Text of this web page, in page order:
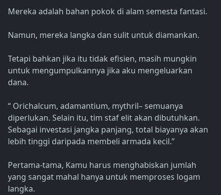
Mereka adalah bahan pokok di alam semesta fantasi.
Namun, mereka langka dan sulit untuk diamankan.
Tetapi bahkan jika itu tidak efisien, masih mungkin
untuk mengumpulkannya jika aku mengeluarkan
dana.
“ Orichalcum, adamantium, mythril– semuanya
diperlukan. Selain itu, tim staf elit akan dibutuhkan.
Sebagai investasi jangka panjang, total biayanya akan
lebih tinggi daripada membeli armada kecil.”
Pertama-tama, Kamu harus menghabiskan jumlah
yang sangat mahal hanya untuk memproses logam
langka.